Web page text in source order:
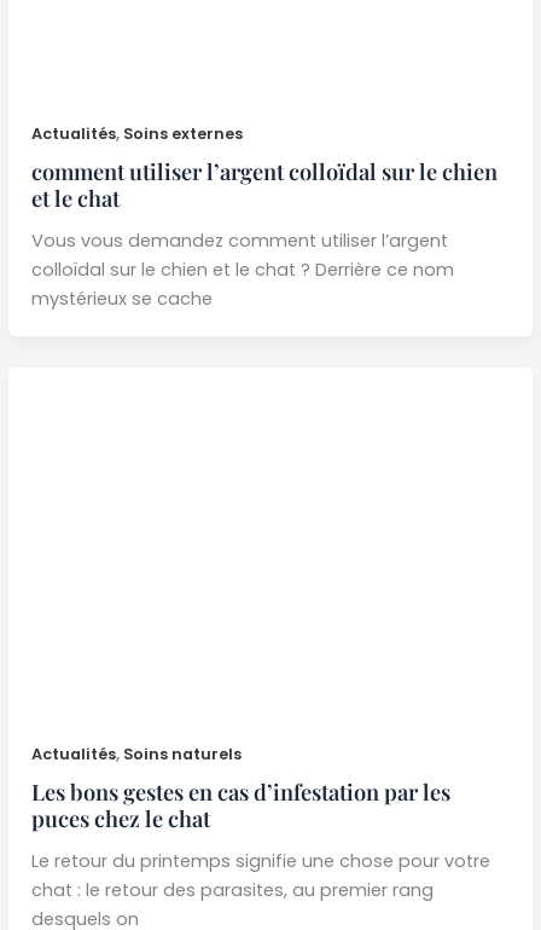
Actualités, Soins externes
comment utiliser l’argent colloïdal sur le chien
et le chat
Vous vous demandez comment utiliser l’argent
colloïdal sur le chien et le chat ? Derrière ce nom
mystérieux se cache
Actualités, Soins naturels
Les bons gestes en cas d’infestation par les
puces chez le chat
Le retour du printemps signifie une chose pour votre
chat : le retour des parasites, au premier rang
desquels on